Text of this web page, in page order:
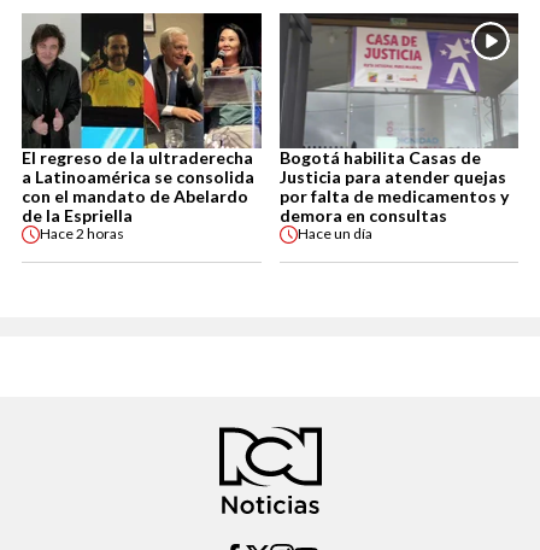
El regreso de la ultraderecha
a Latinoamérica se consolida
con el mandato de Abelardo
de la Espriella
Hace2 horas
Bogotá habilita Casas de
Justicia para atender quejas
por falta de medicamentos y
demora en consultas
Haceun día